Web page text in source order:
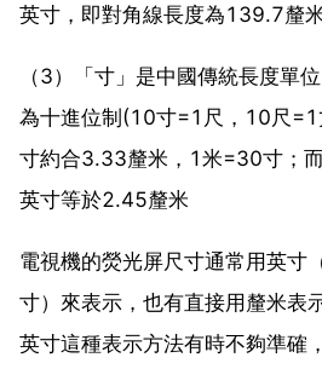
英寸，即對角線長度為139.7釐
（3）「寸」是中國傳統長度單
為十進位制(10寸=1尺，10尺
寸約合3.33釐米，1米=30寸；
英寸等於2.45釐米
電視機的熒光屏尺寸通常用英寸
寸）來表示，也有直接用釐米表
英寸這種表示方法有時不夠準確